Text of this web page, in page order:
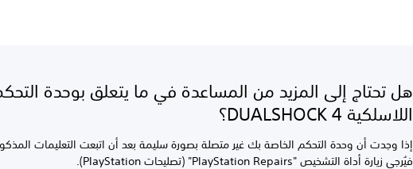
هل تحتاج إلى المزيد من المساعدة في ما يتعلق بوحدة
اللاسلكية DUALSHOCK 4؟
إذا وجدت أن وحدة التحكم الخاصة بك غير متصلة بصورة سليمة بعد أن اتبعت التعليمات
فيُرجى زيارة أداة التشخيص "PlayStation Repairs" (تصليحات PlayStation).